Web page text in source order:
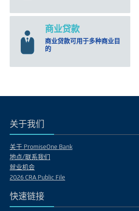
商业贷款
商业贷款可用于多种商业目
的
关于我们
关于 PromiseOne Bank
地点/联系我们
就业机会
2026 CRA Public File
快速链接